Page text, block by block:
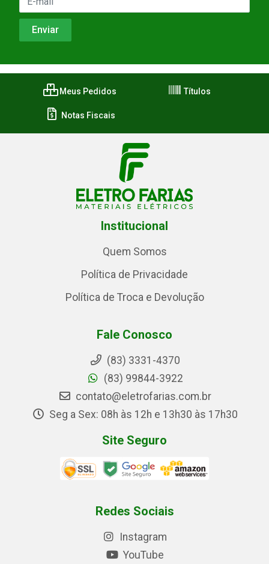
Meus Pedidos Títulos
Notas Fiscais
Institucional
Quem Somos
Política de Privacidade
Política de Troca e Devolução
Fale Conosco
(83) 3331-4370
(83) 99844-3922
contato@eletrofarias.com.br
Seg a Sex: 08h às 12h e 13h30 às 17h30
Site Seguro
Redes Sociais
Instagram
YouTube